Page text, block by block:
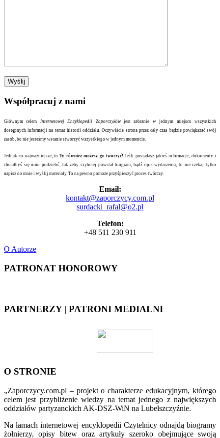
Współpracuj z nami
Głównym celem Internetowej Encyklopedii Zaporczykówjest zebranie w jednym miejscu wszystkich
dostępnych informacji na temat historii oddziału. Oczywiście strona przez cały czas będzie powiększać swój
zasób, bo nie jesteśmy wstanie stworzyć wszystkiego w jednym momencie.
Jednak co najważniejsze, toTy również możesz go tworzyć!Jeśli posiadasz jakieś informacje, dokumenty i
chciałbyś się nimi podzielić, tak żeby szybciej powstał biogram, bądź opis wydarzenia, to nie czekaj tylko
napisz do mnie i wyślij materiały. To na pewno pomoże przyśpieszyć proces twórczy.
Email:
kontakt@zaporczycy.com.pl
surdacki_rafal@o2.pl
Telefon:
+48 511 230 911
O Autorze
PATRONAT HONOROWY
PARTNERZY | PATRONI MEDIALNI
O STRONIE
„Zaporczycy.com.pl – projekt o charakterze edukacyjnym, którego
celem jest przybliżenie wiedzy na temat jednego z największych
oddziałów partyzanckich AK-DSZ-WiN na Lubelszczyźnie.
Na łamach internetowej encyklopedii Czytelnicy odnajdą biogramy
żołnierzy, opisy bitew oraz artykuły szeroko obejmujące swoją